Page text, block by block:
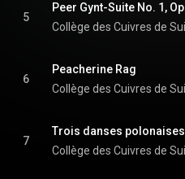
5
6
Peacherine Rag
7
Trois danses polonaises